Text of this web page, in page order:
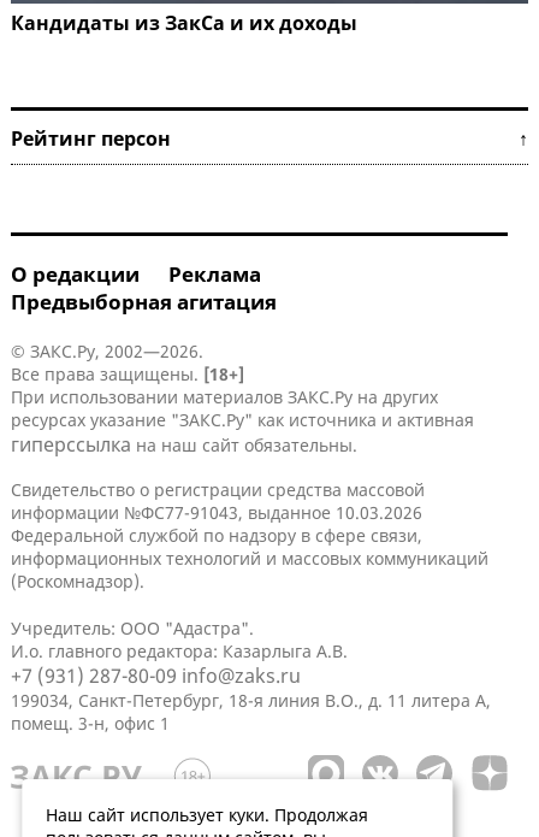
Кандидаты из ЗакСа и их доходы
Рейтинг персон ↑
О редакции
Реклама
Предвыборная агитация
© ЗАКС.Ру, 2002—2026.
Все права защищены. [18+]
При использовании материалов ЗАКС.Ру на других
ресурсах указание "ЗАКС.Ру" как источника и активная
гиперссылка на наш сайт обязательны.
Свидетельство о регистрации средства массовой
информации №ФС77-91043, выданное 10.03.2026
Федеральной службой по надзору в сфере связи,
информационных технологий и массовых коммуникаций
(Роскомнадзор).
Учредитель: ООО "Адастра".
И.о. главного редактора: Казарлыга А.В.
+7 (931) 287-80-09 info@zaks.ru
199034, Санкт-Петербург, 18-я линия В.О., д. 11 литера А,
помещ. 3-н, офис 1
Наш сайт использует куки. Продолжая